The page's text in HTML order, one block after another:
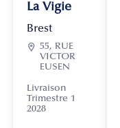
La Vigie
Brest
 55, RUE
VICTOR
EUSEN
Livraison
Trimestre 1
2028